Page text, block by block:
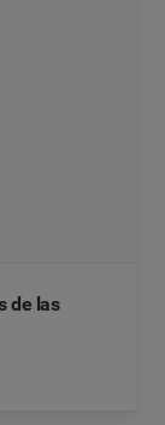
de las